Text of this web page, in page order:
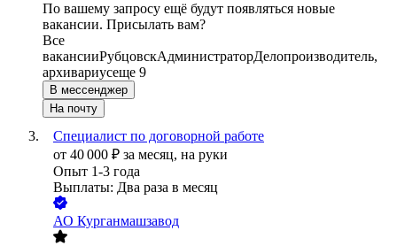
По вашему запросу ещё будут появляться новые
вакансии. Присылать вам?
Все
вакансииРубцовскАдминистраторДелопроизводитель,
архивариусеще 9
В мессенджер
На почту
Специалист по договорной работе
от 40 000 ₽ за месяц, на руки
Опыт 1-3 года
Выплаты: Два раза в месяц
АО Курганмашзавод